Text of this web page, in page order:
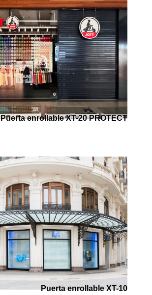
Puerta enrollable XT-20 PROTECT
Puerta enrollable XT-10